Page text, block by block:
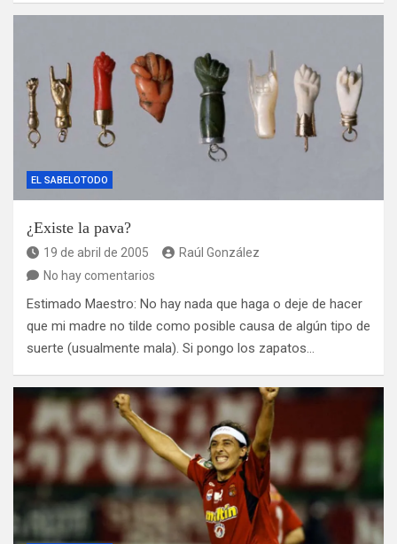
EL SABELOTODO
¿Existe la pava?
19 de abril de 2005
Raúl González
No hay comentarios
Estimado Maestro: No hay nada que haga o deje de hacer
que mi madre no tilde como posible causa de algún tipo de
suerte (usualmente mala). Si pongo los zapatos…